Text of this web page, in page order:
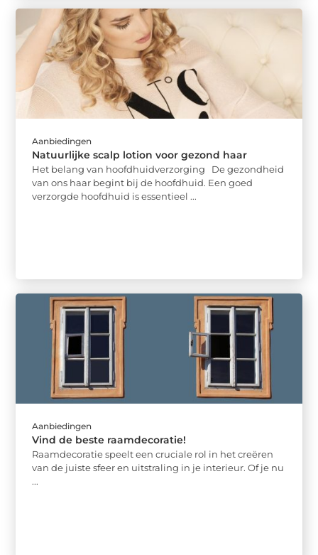
Aanbiedingen
Natuurlijke scalp lotion voor gezond haar
Het belang van hoofdhuidverzorging De gezondheid
van ons haar begint bij de hoofdhuid. Een goed
verzorgde hoofdhuid is essentieel ...
Aanbiedingen
Vind de beste raamdecoratie!
Raamdecoratie speelt een cruciale rol in het creëren
van de juiste sfeer en uitstraling in je interieur. Of je nu
...